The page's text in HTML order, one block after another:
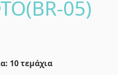
05)
10 τεμάχια